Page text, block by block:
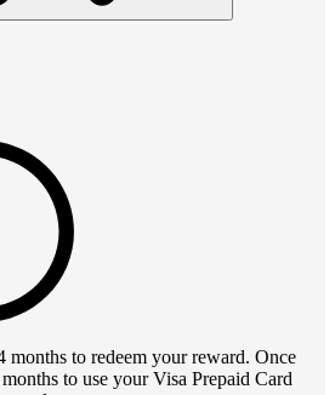
months to redeem your reward. Once
to use your Visa Prepaid Card